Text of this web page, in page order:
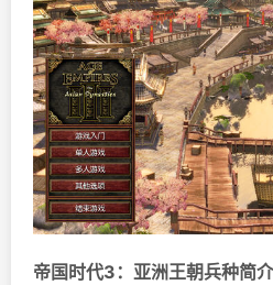
帝国时代3：亚洲王朝兵种简介